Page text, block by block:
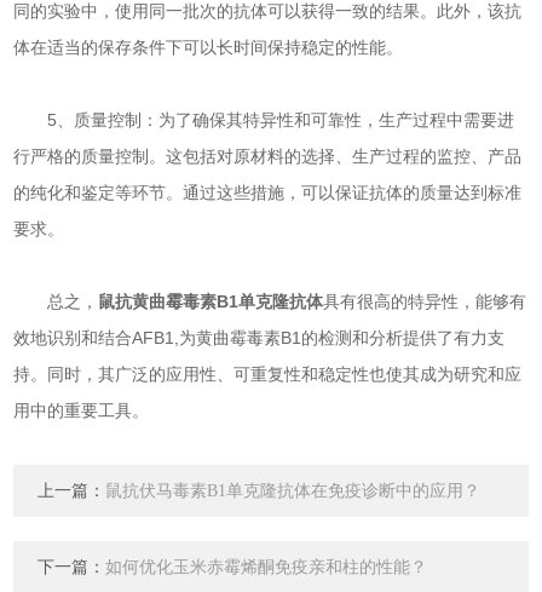
同的实验中，使用同一批次的抗体可以获得一致的结果。此外，该抗
体在适当的保存条件下可以长时间保持稳定的性能。
5、质量控制：为了确保其特异性和可靠性，生产过程中需要进
行严格的质量控制。这包括对原材料的选择、生产过程的监控、产品
的纯化和鉴定等环节。通过这些措施，可以保证抗体的质量达到标准
要求。
总之， 鼠抗黄曲霉毒素B1单克隆抗体具有很高的特异性，能够有
效地识别和结合AFB1,为黄曲霉毒素B1的检测和分析提供了有力支
持。同时，其广泛的应用性、可重复性和稳定性也使其成为研究和应
用中的重要工具。
上一篇： 鼠抗伏马毒素B1单克隆抗体在免疫诊断中的应用？
下一篇：如何优化玉米赤霉烯酮免疫亲和柱的性能？